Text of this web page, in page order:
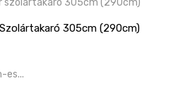
305cm (290cm)